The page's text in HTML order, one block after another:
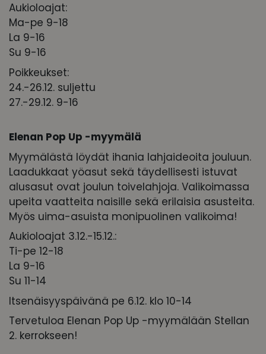
Aukioloajat:
Ma-pe 9-18
La 9-16
Su 9-16
Poikkeukset:
24.-26.12. suljettu
27.-29.12. 9-16
Elenan Pop Up -myymälä
Myymälästä löydät ihania lahjaideoita jouluun.
Laadukkaat yöasut sekä täydellisesti istuvat
alusasut ovat joulun toivelahjoja. Valikoimassa
upeita vaatteita naisille sekä erilaisia asusteita.
Myös uima-asuista monipuolinen valikoima!
Aukioloajat 3.12.-15.12.:
Ti-pe 12-18
La 9-16
Su 11-14
Itsenäisyyspäivänä pe 6.12. klo 10-14
Tervetuloa Elenan Pop Up -myymälään Stellan
2. kerrokseen!